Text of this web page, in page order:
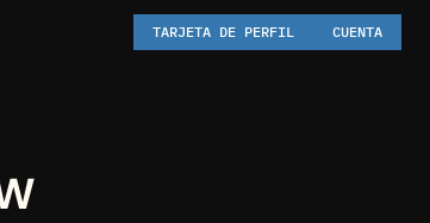
TARJETA DE PERFIL CUENTA